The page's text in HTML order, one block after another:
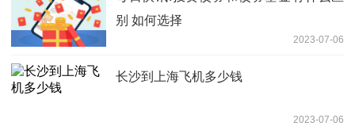
别 如何选择
2023-07-06
长沙到上海飞机多少钱
2023-07-06